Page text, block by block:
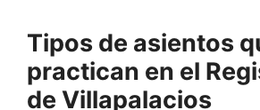
Tipos de asientos
practican en el
de Villapalacios